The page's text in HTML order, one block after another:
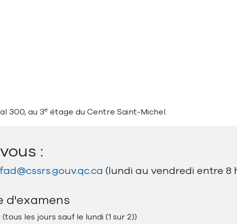
300, au 3e étage du Centre Saint-Michel.
:
(lundi au vendredi entre 8
d'examens
les jours sauf le lundi (1 sur 2))